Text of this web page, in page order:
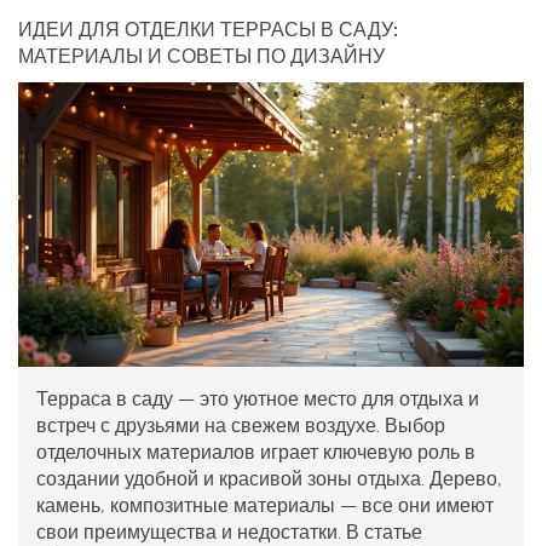
ИДЕИ ДЛЯ ОТДЕЛКИ ТЕРРАСЫ В САДУ:
МАТЕРИАЛЫ И СОВЕТЫ ПО ДИЗАЙНУ
Терраса в саду — это уютное место для отдыха и
встреч с друзьями на свежем воздухе. Выбор
отделочных материалов играет ключевую роль в
создании удобной и красивой зоны отдыха. Дерево,
камень, композитные материалы — все они имеют
свои преимущества и недостатки. В статье